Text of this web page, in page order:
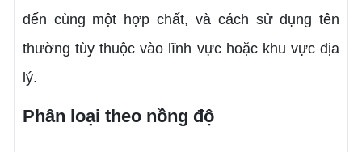
đến cùng một hợp chất, và cách sử dụng tên
thường tùy thuộc vào lĩnh vực hoặc khu vực địa
lý.
Phân loại theo nồng độ